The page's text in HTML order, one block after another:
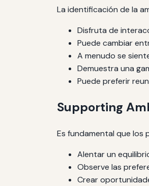
La identificación de la
Disfruta de
Puede cambiar
A menudo se
Demuestra una
Puede preferir
Supporting
Es fundamental que los
Alentar un
Observe las
Crear